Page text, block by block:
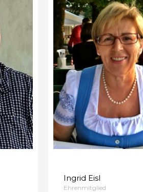
Ingrid Eisl
Ehrenmitglied